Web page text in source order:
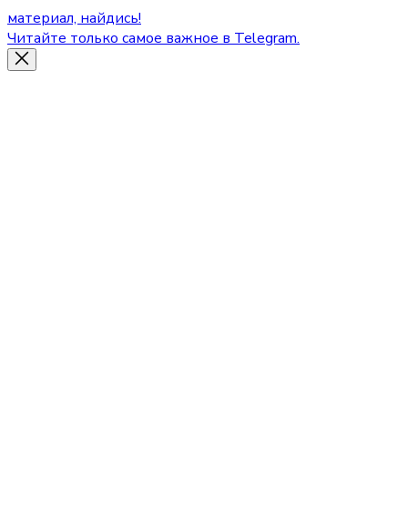
материал, найдись!
Читайте только самое важное в Telegram.